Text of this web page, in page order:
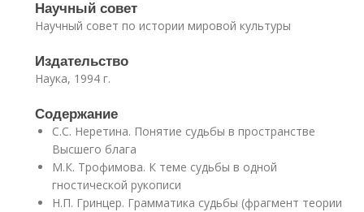
Научный совет
Научный совет по истории мировой культуры
Издательство
Наука, 1994 г.
Содержание
С.С. Неретина. Понятие судьбы в пространстве
Высшего блага
М.К. Трофимова. К теме судьбы в одной
гностической рукописи
Н.П. Гринцер. Грамматика судьбы (фрагмент теории